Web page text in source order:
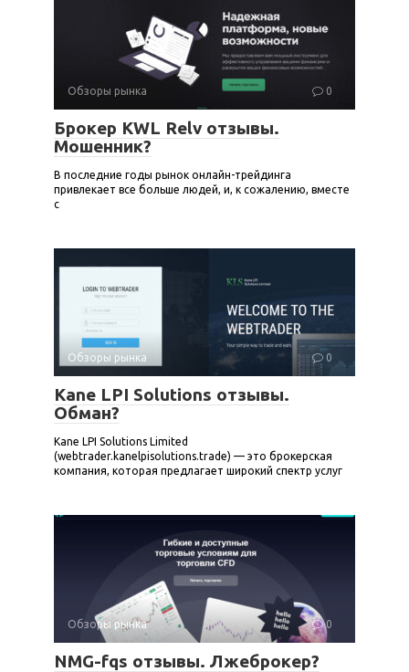
Обзоры рынка 0
Брокер KWL Relv отзывы.
Мошенник?
В последние годы рынок онлайн-трейдинга
привлекает все больше людей, и, к сожалению, вместе
с
Обзоры рынка 0
Kane LPI Solutions отзывы.
Обман?
Kane LPI Solutions Limited
(webtrader.kanelpisolutions.trade) — это брокерская
компания, которая предлагает широкий спектр услуг
Обзоры рынка 0
NMG-fqs отзывы. Лжеброкер?